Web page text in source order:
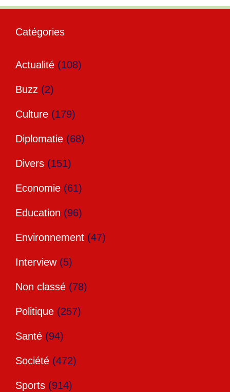
Catégories
Actualité (108)
Buzz (2)
Culture (179)
Diplomatie (68)
Divers (151)
Economie (61)
Education (96)
Environnement (47)
Interview(5)
Non classé (78)
Politique (257)
Santé (94)
Société (472)
Sports (914)